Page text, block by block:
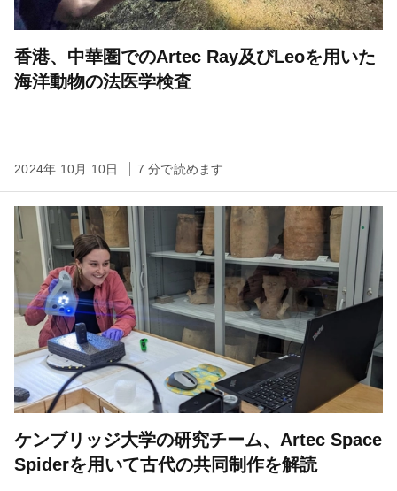
香港、中華圏でのArtec Ray及びLeoを用いた
海洋動物の法医学検査
2024年 10月 10日 7 分で読めます
ケンブリッジ大学の研究チーム、Artec Space
Spiderを用いて古代の共同制作を解読